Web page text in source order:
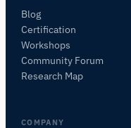
Blog
Certification
Workshops
Community Forum
Research Map
COMPANY
この記事について質問
この記事を要約
これをどう応用できます